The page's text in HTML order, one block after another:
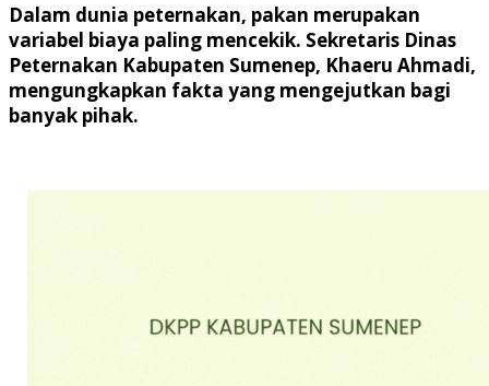
Dalam dunia peternakan, pakan merupakan
variabel biaya paling mencekik. Sekretaris Dinas
Peternakan Kabupaten Sumenep, Khaeru Ahmadi,
mengungkapkan fakta yang mengejutkan bagi
banyak pihak.